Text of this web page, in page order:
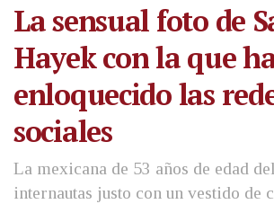
La sensual foto de
Hayek con la que
enloquecido las
sociales
La mexicana de 53 años de edad
internautas justo con un vestido de